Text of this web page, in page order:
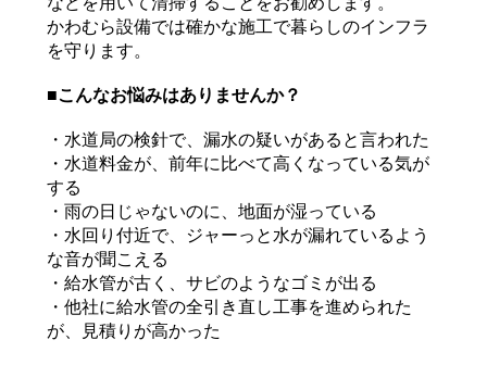
かわむら設備では確かな施工で暮らしのインフラ
を守ります。
■こんなお悩みはありませんか？
・水道局の検針で、漏水の疑いがあると言われた
・水道料金が、前年に比べて高くなっている気が
する
・雨の日じゃないのに、地面が湿っている
・水回り付近で、ジャーっと水が漏れているよう
な音が聞こえる
・給水管が古く、サビのようなゴミが出る
・他社に給水管の全引き直し工事を進められた
が、見積りが高かった